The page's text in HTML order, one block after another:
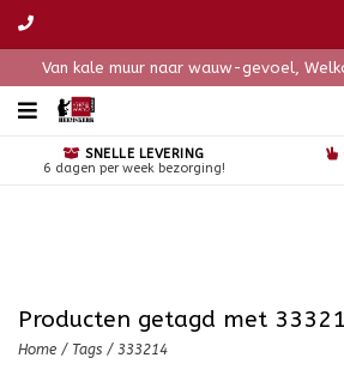
Van kale muur naar wauw-gevoel,
SNELLE LEVERING
6 dagen per week bezorging!
Producten getagd met
Home / Tags / 333214